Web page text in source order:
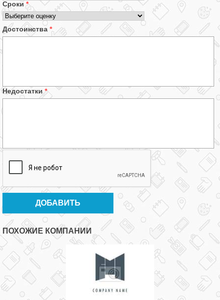
Сроки *
Достоинства *
Недостатки*
ПОХОЖИЕ КОМПАНИИ